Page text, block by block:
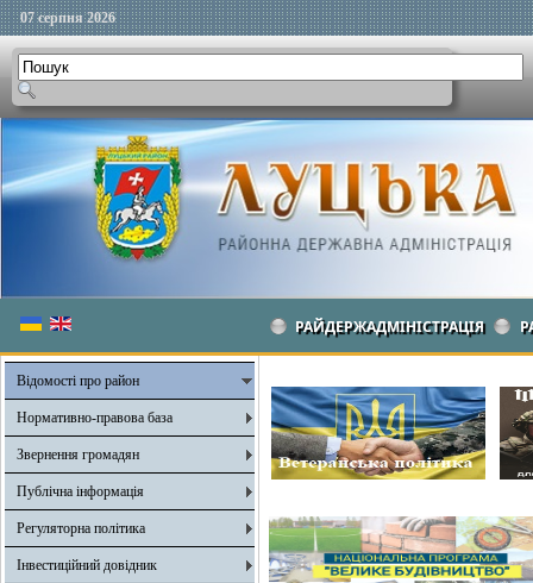
07 серпня 2026
РАЙДЕРЖАДМІНІСТРАЦІЯ
Відомості про район
Нормативно-правова база
Звернення громадян
Публічна інформація
Регуляторна політика
Інвестиційний довідник